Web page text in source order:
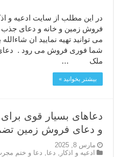
فروش زمین و خانه و دعای
می توانید تهیه نمایید ان
شما فوری فروش می رود .
ملک …
بیشتر بخوانید »
دعاهای بسیار قوی
و دعای فروش زمین
مارس 8, 2025
ادعيه و اذكار
دعا دعا و ختم